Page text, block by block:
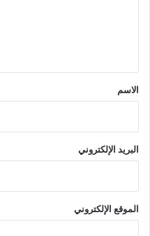
*الاسم
البريد الإلكتروني
الموقع الإلكتروني